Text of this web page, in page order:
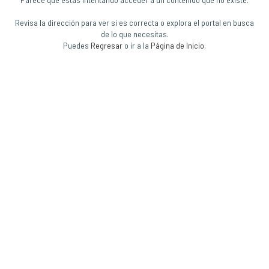
Revisa la dirección para ver si es correcta o explora el portal en busca
de lo que necesitas.
Puedes Regresar o ir a la Página de Inicio.